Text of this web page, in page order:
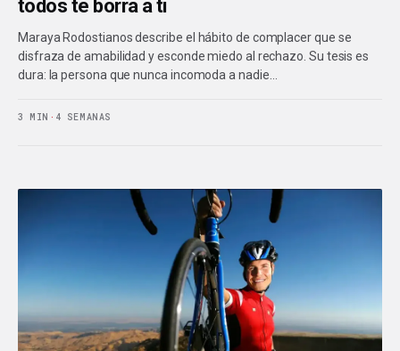
todos te borra a ti
Maraya Rodostianos describe el hábito de complacer que se
disfraza de amabilidad y esconde miedo al rechazo. Su tesis es
dura: la persona que nunca incomoda a nadie…
3 MIN · 4 SEMANAS